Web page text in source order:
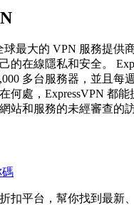
球最大的 VPN 服務提供
的在線隱私和安全。
多台服務器，並且每
何處，ExpressVPN 都
站和服務的未經審查的訪
碼
扣平台，幫你找到最新